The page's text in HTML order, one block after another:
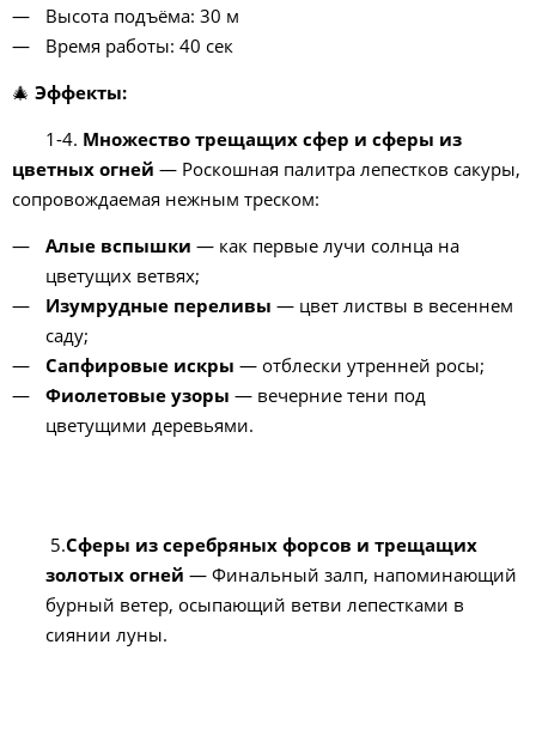
Высота подъёма: 30 м
Время работы: 40 сек
🎄 Эффекты:
1-4. Множество трещащих сфер и сферы из
цветных огней — Роскошная палитра лепестков сакуры,
сопровождаемая нежным треском:
Алые вспышки — как первые лучи солнца на
цветущих ветвях;
Изумрудные переливы — цвет листвы в весеннем
саду;
Сапфировые искры — отблески утренней росы;
Фиолетовые узоры — вечерние тени под
цветущими деревьями.
5.Сферы из серебряных форсов и трещащих
золотых огней — Финальный залп, напоминающий
бурный ветер, осыпающий ветви лепестками в
сиянии луны.